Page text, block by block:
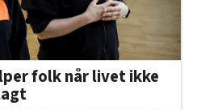
folk når livet ikke